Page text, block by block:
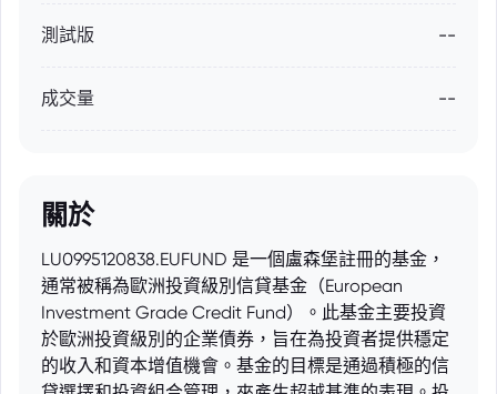
測試版 --
成交量 --
關於
LU0995120838.EUFUND 是一個盧森堡註冊的基金，
通常被稱為歐洲投資級別信貸基金（European
Investment Grade Credit Fund）。此基金主要投資
於歐洲投資級別的企業債券，旨在為投資者提供穩定
的收入和資本增值機會。基金的目標是通過積極的信